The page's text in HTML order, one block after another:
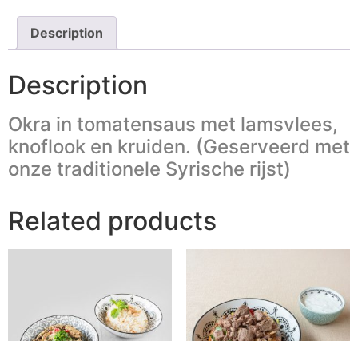
Description
Description
Okra in tomatensaus met lamsvlees,
knoflook en kruiden. (Geserveerd met
onze traditionele Syrische rijst)
Related products